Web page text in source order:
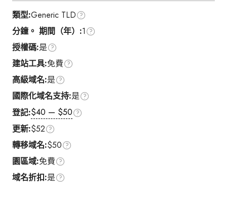
類型:Generic TLD
分鐘。 期間（年）:1
授權碼:是
建站工具:免費
高級域名:是
國際化域名支持:是
登記:$40 — $50
更新:$52
轉移域名:$50
園區域:免費
域名折扣:是